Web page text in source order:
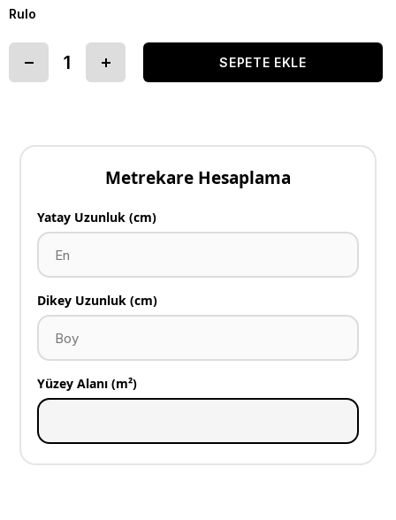
Rulo
Metrekare Hesaplama
Yatay Uzunluk (cm)
Dikey Uzunluk (cm)
Yüzey Alanı (m²)